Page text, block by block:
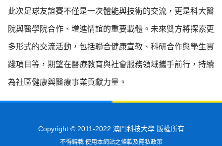
此次足球友誼賽不僅是一次體能與技術的交流，更是科大醫
院與醫學院合作、增進情誼的重要載體。未來雙方將探索更
多形式的交流活動，包括聯合健康宣教、科研合作與學生實
踐項目等，期望在醫療教育與社會服務領域攜手前行，持續
為社區健康與醫療事業貢獻力量。
Copyright © 2011-2022 澳門科技大學 版權所有
不得轉載 使用本網站之條款及隱私政策